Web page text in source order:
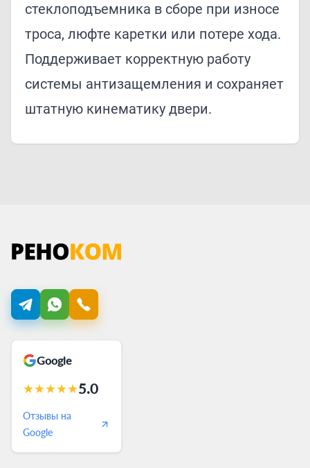
стеклоподъемника в сборе при износе
троса, люфте каретки или потере хода.
Поддерживает корректную работу
системы антизащемления и сохраняет
штатную кинематику двери.
Google
★★★★★5.0
Отзывы на
Google